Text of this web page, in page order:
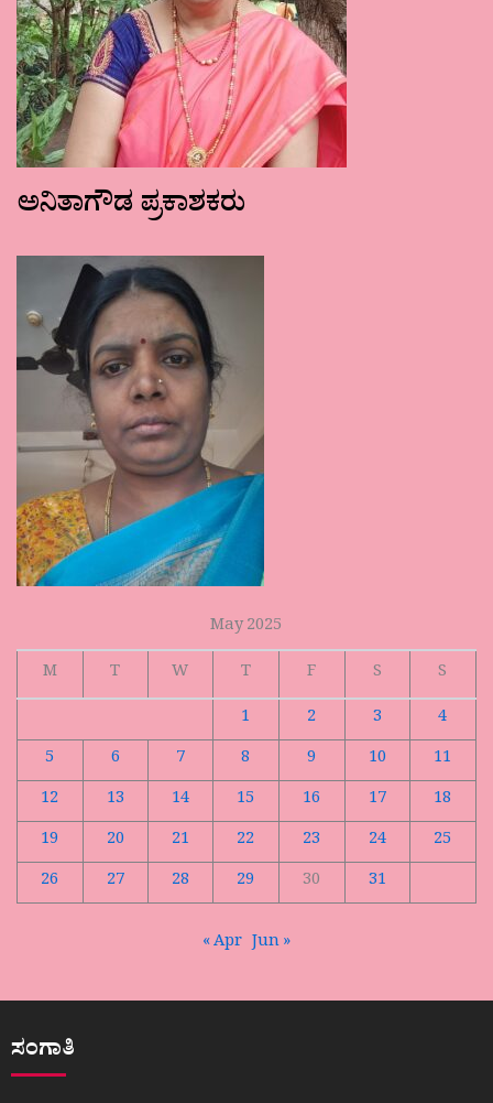
ಅನಿತಾಗೌಡ ಪ್ರಕಾಶಕರು
May 2025
M
T W T F S
S
1
2 3
4
5
6 7 8 9 10
11
12
13 14 15 16 17
18
19
20 21 22 23 24
25
26
27 28 29 30 31
« Apr Jun »
ಸಂಗಾತಿ